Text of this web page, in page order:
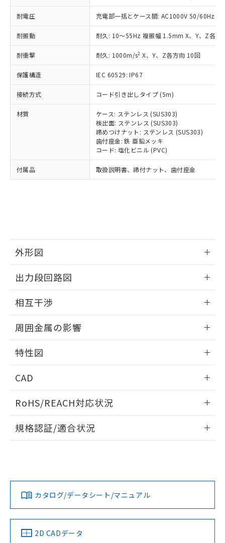
耐電圧 充電部一括とケース間: AC1000V 50/60Hz
耐振動 耐久: 10～55Hz 複振幅 1.5mm X、Y、Z各方
耐衝撃 耐久: 1000m/s2 X、Y、Z各方向 10回
保護構造 IEC 60529: IP67
接続方式 コード引き出しタイプ (5m)
材質
ケース: ステンレス (SUS303)
検出面: ステンレス (SUS303)
締めつけナット: ステンレス (SUS303)
歯付座金: 鉄 亜鉛メッキ
コード: 塩化ビニル (PVC)
付属品 取扱説明書、締付ナット、歯付座金
外形図
外形図
出力段回路図
出力段回路図
タイムチャート
相互干渉
相互干渉
A: 135mm以上、B: 110mm以上
周囲金属の影響
周囲金属の影響
L: 16mm以上、φd: 120mm以上、D: 16mm以上、m:
66mm以上、n: 120mm以上
金属埋め込み
特性図
検出物体の大きさと材質による影響
CAD
ドすることができます。
ログイン/会員登録
ダウンロードデータをご利用いただく前に、以下を必ずお読
みください。
ソフトウェアの使用条件
RoHS/REACH対応状況
EU RoHS 注意事項・凡例
対応済み
中国 RoHS 注意事項・凡例
規格認証/適合状況
LR型式承認
（イギリス
船舶規格）
DNV型式承認
（ノルウェー
BV型式承認
（フランス
KR型式
（韓国
カタログ/データシート/マニュアル
2D CADデータ
タに基づき作成されるものであり、閲
覧された時点での実際の在庫および標
準価格とは異なる場合があることをご
了承ください。
正式な納期状況および標準価格はお客
様のお取引先、またはお客様担当のオ
ムロン制御機器販売店・当社販売員に
ご相談ください。
オムロン制御機器販売店や当社販売拠
販売ネットワーク
」をご確認
在庫状況および標準価格結果を当社の
事前の承諾なく第三者に漏洩または開
示しないようお願いします。
マイパーツ機能（部品リスト作成サー
ビス）をご利用いただくには、I-Web
メンバーズにご登録されている必要が
引・商談に必要な範囲で利用すること
※当社の共同利用者とは、"個人情報
の共同利用に関して"
用者の範囲」に記載されている法人を
*EU RoHS指令（10物質）：
鉛(Pb) 1000ppm以下、 水銀(Hg) 1000ppm以下、 カド
ミウム(Cd) 100ppm以下、
六価クロム(Cr(Ⅵ)) 1000ppm以下、ポリ臭化ビフェニル
類(PBB) 1000ppm以下、ポリ臭化ジフェニルエーテル類
ル) (DEHP)(別名：DOP) 1000ppm以下、フタル酸ブチ
ルベンジル（BBP） 1000ppm以下、フタル酸ジブチル
（DBP） 1000ppm以下、フタル酸ジイソブチル
(DIBP) 1000ppm以下
但し、RoHS指令で産業用監視および制御機器に対する
適用除外項目は除く。
フタル酸エステル類の４物質については閾値を超える意
図的な使用がないことを確認しています。
※2 対応予定月
部品在庫の切り替え状況などにより、予定
月が前後することがあります。
とができます。
EU RoHS指令（10物質）の非含有証明書
※本証明書は発行日時点で非含有を証明す
るもので、過去に遡って非含有を証明する
ものではありません。
物質の対応では、対応完了までの期間は出
荷製品に未対応品が混在することから備考
欄に対応日を記載しておりました。
既に当社にて対応品への在庫切替を完了
していることから、特段のことがない限
*中国RoHS10物質の基準値 (GB/T26572)：
Pb(鉛) :1000ppm、 Hg(水銀) : 1000ppm、 Cd(カドミウ
Cr(Ⅵ)(六価クロム) : 1000ppm、 PBBs(ポリ臭化ビフェ
ニル類) : 1000ppm、 PBDEs(ポリ臭化ジフェニルエーテ
DBP(フタル酸ジブチル) : 1000ppm、 DIBP(フタル酸ジ
イソブチル) : 1000ppm、 BBP(フタル酸ブチルベンジ
ル) : 1000ppm、
※2 環境保護使用期限
「ｅ」：有害物質（10物質）のすべてが基
準値以下であることを示します。
「10」：通常の使用状況下において有害物
質が外部に漏えいし、環境に深刻な影響を
及ぼさない年数を意味します。
または国外への提供する場合は、日本
国政府の輸出許可(または役務取引許
可)を取得するなどの必要な手続きを
当社は規制貨物を破棄する場合は、完
全に破砕するなど、違法に輸出されな
当社は貴社製品を、核兵器、ミサイ
ル、化学兵器、生物兵器またはその他
武器並びにこれらの製造装置等に一切
使用いたしません。
当社は、貴社製品を第三者に販売する
場合は、上記1、2および3の内容を当
該第三者に通知します。また当社は、
販売先および販売に係わる関係者が違
法に輸出するおそれがある場合は、取
り引きをいたしません。
合意する キャンセル
一定数以上の在庫あり
一定数には満たないが在庫あり
在庫なし(最新の在庫状況につ
いては、お客様のお取引先、ま
たはお客様担当のオムロン制御
機器販売店・当社販売員にご確
認ください)
受注生産機種、また在庫状況の
情報を公開していない機種